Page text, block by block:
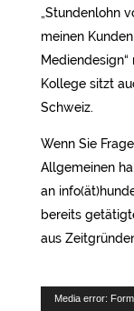
„Stundenlohn
meinen
Kollege sitzt
Schweiz.
Wenn Sie
Allgemeinen
an
bereits
aus
Media error: